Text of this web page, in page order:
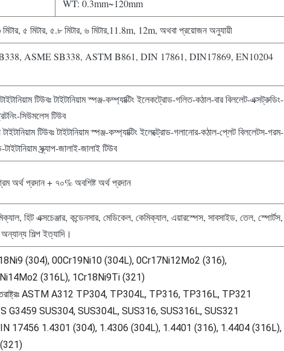
WT: 0.3mm~120mm
মিটার, ৫ মিটার, ৫.৮ মিটার, ৬ মিটার,11.8m, 12m, অথবা প্রয়োজন অনুযায়ী
ASME SB338, ASTM B861, DIN 17861, DIN17869, EN10204
টিউবঃ টাইটানিয়াম স্পঞ্জ-কম্প্যাক্টিং ইলেকট্রোড-গলিত-কঠাল-বার বিললেট-এক্সট্রুডিং-
সিউমলেস টিউব
টিউবঃ টাইটানিয়াম স্পঞ্জ-কম্প্যাক্টিং ইলেক্ট্রোড-গলানোর-কঠাল-প্লেট বিললেটস-গরম-
স্ক্র্যাপ-জালাই-জালাই টিউব
অর্থ প্রদান + ৭০% অবশিষ্ট অর্থ প্রদান
হিট এক্সচেঞ্জার, কন্ডেনসার, মেডিকেল, কেমিক্যাল, এয়ারস্পেস, সাবসাইড, তেল, স্পোর্টস,
শিল্প ইত্যাদি।
(304), 00Cr19Ni10 (304L), 0Cr17Ni12Mo2 (316),
(316L), 1Cr18Ni9Ti (321)
ASTM A312 TP304, TP304L, TP316, TP316L, TP321
G3459 SUS304, SUS304L, SUS316, SUS316L, SUS321
DIN 17456 1.4301 (304), 1.4306 (304L), 1.4401 (316), 1.4404 (316L),